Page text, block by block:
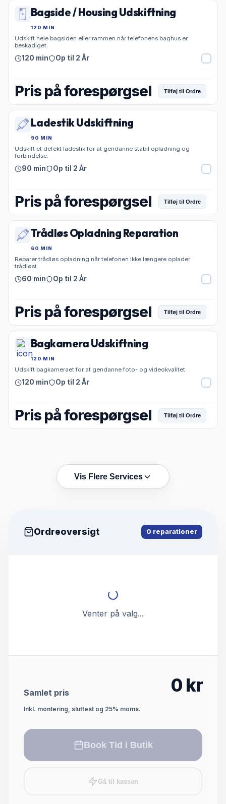
Bagside / Housing Udskiftning
120 MIN
Udskift hele bagsiden eller rammen når telefonens baghus er
beskadiget.
120 min Op til 2 År
Pris på forespørgsel Tilføj til Ordre
Ladestik Udskiftning
90 MIN
Udskift et defekt ladestik for at gendanne stabil opladning og
forbindelse.
90 min Op til 2 År
Pris på forespørgsel Tilføj til Ordre
Trådløs Opladning Reparation
60 MIN
Reparer trådløs opladning når telefonen ikke længere oplader
trådløst.
60 min Op til 2 År
Pris på forespørgsel Tilføj til Ordre
Bagkamera Udskiftning
120 MIN
Udskift bagkameraet for at gendanne foto- og videokvalitet.
120 min Op til 2 År
Pris på forespørgsel Tilføj til Ordre
Vis Flere Services
Ordreoversigt 0 reparationer
Venter på valg...
Samlet pris 0 kr
Inkl. montering, sluttest og 25% moms.
Book Tid i Butik
Gå til kassen